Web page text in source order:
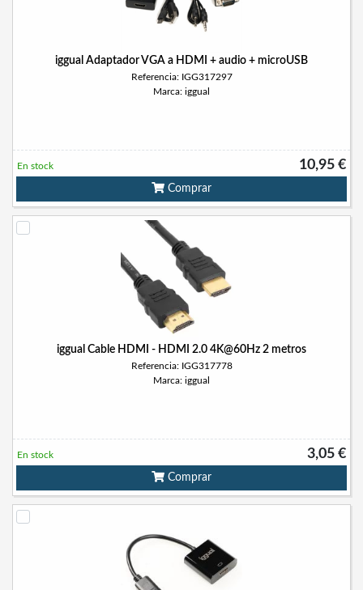
iggual Adaptador VGA a HDMI + audio + microUSB
Referencia: IGG317297
Marca: iggual
10,95 €
En stock
Comprar
iggual Cable HDMI - HDMI 2.0 4K@60Hz 2 metros
Referencia: IGG317778
Marca: iggual
3,05 €
En stock
Comprar